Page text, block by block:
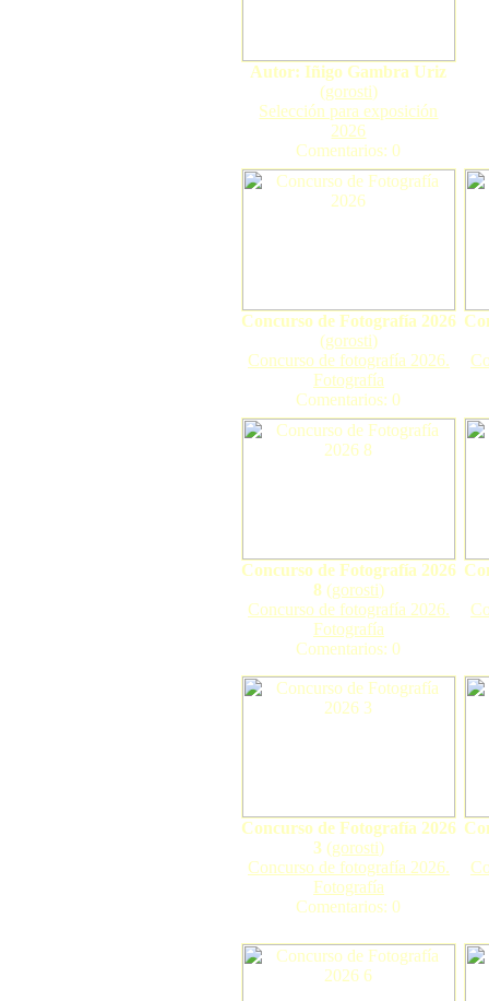
Autor: Iñigo Gambra Uriz
(gorosti)
Selección para exposición
2026
Comentarios: 0
Concurso de Fotografía 2026
(gorosti)
Concurso de fotografía 2026.
Fotografía
Comentarios: 0
Concurso de Fotografía 2026
8 (gorosti)
Concurso de fotografía 2026.
Fotografía
Comentarios: 0
Concurso de Fotografía 2026
3 (gorosti)
Concurso de fotografía 2026.
Fotografía
Comentarios: 0